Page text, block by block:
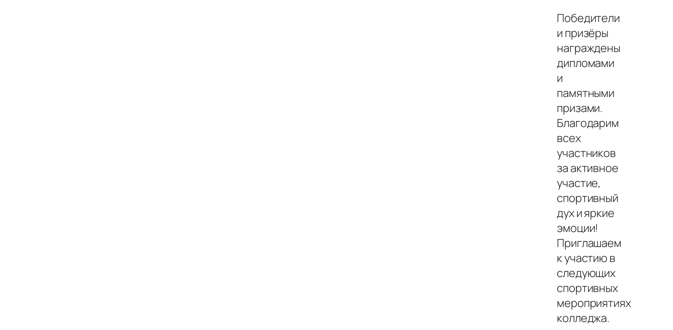
Победители
и призёры
награждены
дипломами
и
памятными
призами.
Благодарим
всех
участников
за активное
участие,
спортивный
дух и яркие
эмоции!
Приглашаем
к участию в
следующих
спортивных
мероприятиях
колледжа.